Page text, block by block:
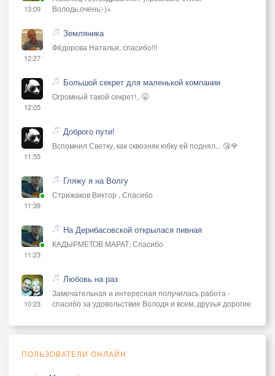
13:09
Володь,очень:-)+
12:27
Земляника
Фёдорова Наталья, спасибо!!!
12:05
Большой секрет для маленькой компании
Огромный такой секрет!.. 🤫
11:55
Доброго пути!
Вспомнил Светку, как сквозняк юбку ей поднял... 😘🌹
11:39
Гляжу я на Волгу
Стрижаков Виктор , Спасибо
11:23
На Дерибасовской открылася пивная
КАДЫРМЕТОВ МАРАТ, Спасибо
10:23
Любовь на раз
Замечательная и интересная получилась работа -
спасибо за удовольствие Володя и всем, друзья дорогие
ПОЛЬЗОВАТЕЛИ ОНЛАЙН